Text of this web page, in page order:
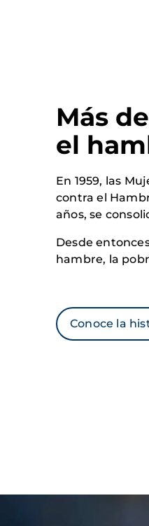
Más de
el
En 1959, las
contra el
años, se
Desde
hambre, la
Conoce la